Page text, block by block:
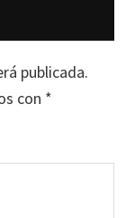
publicada.
con *